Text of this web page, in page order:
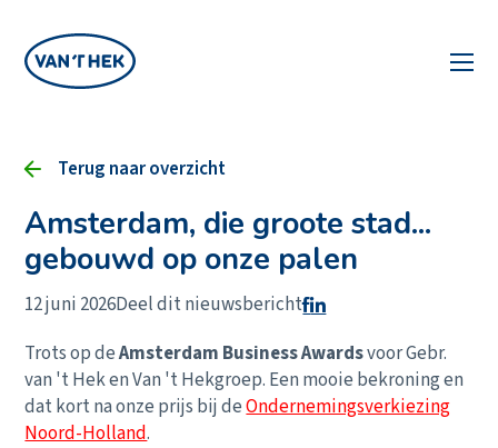
Terug naar overzicht
Amsterdam, die groote stad...
gebouwd op onze palen
12 juni 2026Deel dit nieuwsbericht
Trots op deAmsterdam Business Awardsvoor Gebr.
van 't Hek en Van 't Hekgroep. Een mooie bekroning en
dat kort na onze prijs bij deOndernemingsverkiezing
Noord-Holland.